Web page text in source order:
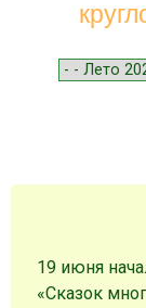
Menu
Skip to
19 июня
«Сказок